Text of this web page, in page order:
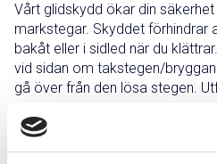
Vårt glidskydd ökar din
markstegar. Skyddet förhindrar
bakåt eller i sidled när du
vid sidan om takstegen/
gå över från den lösa stegen.